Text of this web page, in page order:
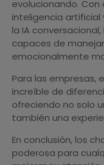
evolucionando.
inteligencia
la IA
capaces de
emocionalmente
Para las empresas,
increíble de
ofreciendo no solo
también una
En conclusión, los
poderosa para